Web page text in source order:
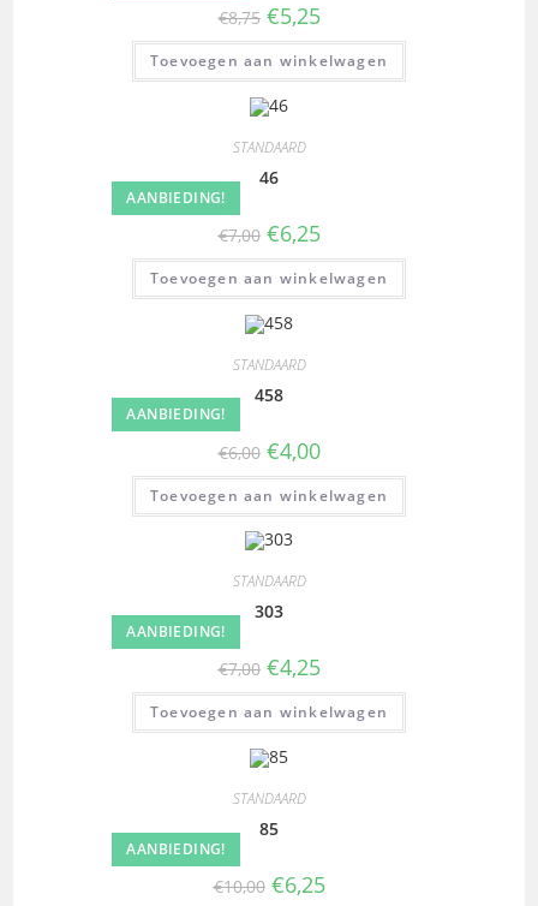
€8,75 €5,25
Toevoegen aan winkelwagen
AANBIEDING!
STANDAARD
46
€7,00 €6,25
Toevoegen aan winkelwagen
AANBIEDING!
STANDAARD
458
€6,00 €4,00
Toevoegen aan winkelwagen
AANBIEDING!
STANDAARD
303
€7,00 €4,25
Toevoegen aan winkelwagen
AANBIEDING!
STANDAARD
85
€10,00 €6,25